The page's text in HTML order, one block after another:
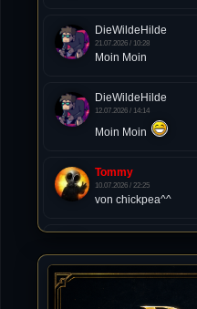
DieWildeHilde
21.07.2026 / 10:28
Moin Moin
DieWildeHilde
12.07.2026 / 14:14
Moin Moin
Tommy
10.07.2026 / 22:25
von chickpea^^
10.07.2026 / 22:25
Letzte Aktivität:
27. Dez 2023, 22:48